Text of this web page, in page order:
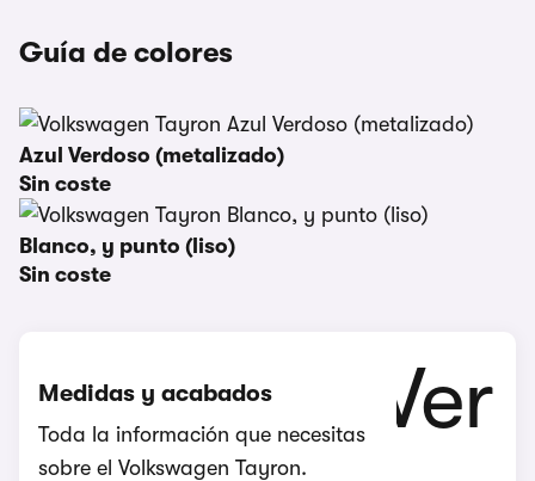
Guía de colores
Azul Verdoso (metalizado)
Sin coste
Blanco, y punto (liso)
Sin coste
Medidas y acabados
Toda la información que necesitas
sobre el Volkswagen Tayron.